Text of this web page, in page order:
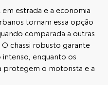
estrada e a economia
tornam essa opção
comparada a outras
chassi robusto garante
enquanto os
protegem o motorista e a